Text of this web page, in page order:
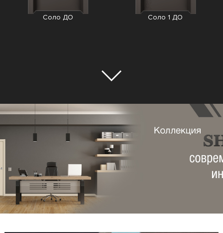
Соло ДО Соло 1 ДО